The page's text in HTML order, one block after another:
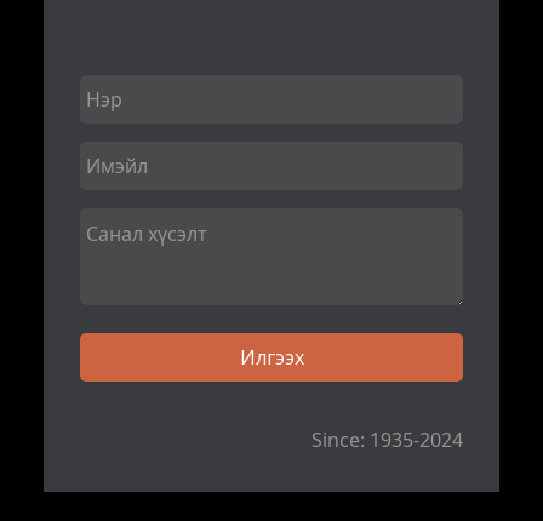
Since: 1935-2024